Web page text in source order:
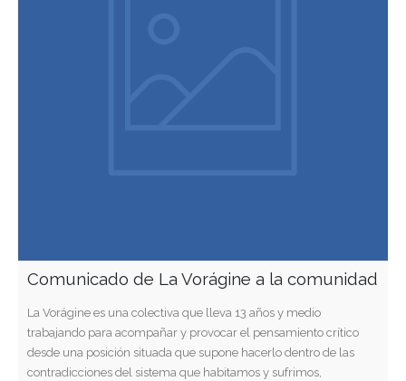
Comunicado de La Vorágine a la comunidad
La Vorágine es una colectiva que lleva 13 años y medio
trabajando para acompañar y provocar el pensamiento crítico
desde una posición situada que supone hacerlo dentro de las
contradicciones del sistema que habitamos y sufrimos,